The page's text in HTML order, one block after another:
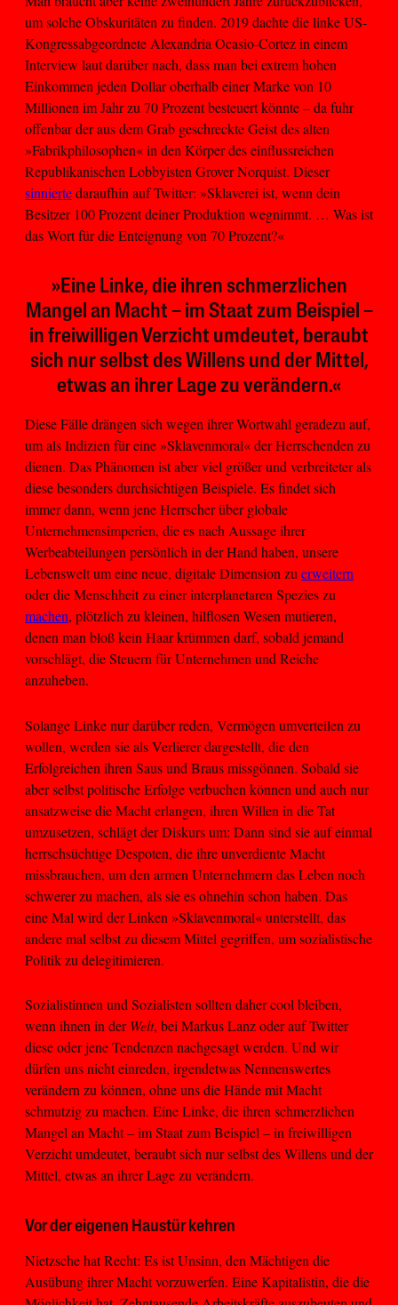
um solche Obskuritäten zu finden. 2019 dachte die linke US-
Kongressabgeordnete Alexandria Ocasio-Cortez in einem
Interview laut darüber nach, dass man bei extrem hohen
Einkommen jeden Dollar oberhalb einer Marke von 10
Millionen im Jahr zu 70 Prozent besteuert könnte – da fuhr
offenbar der aus dem Grab geschreckte Geist des alten
»Fabrikphilosophen« in den Körper des einflussreichen
Republikanischen Lobbyisten Grover Norquist. Dieser
sinniertedaraufhin auf Twitter: »Sklaverei ist, wenn dein
Besitzer 100 Prozent deiner Produktion wegnimmt. … Was ist
das Wort für die Enteignung von 70 Prozent?«
»Eine Linke, die ihren schmerzlichen
Mangel an Macht – im Staat zum Beispiel –
in freiwilligen Verzicht umdeutet, beraubt
sich nur selbst des Willens und der Mittel,
etwas an ihrer Lage zu verändern.«
Diese Fälle drängen sich wegen ihrer Wortwahl geradezu auf,
um als Indizien für eine »Sklavenmoral« der Herrschenden zu
dienen. Das Phänomen ist aber viel größer und verbreiteter als
diese besonders durchsichtigen Beispiele. Es findet sich
immer dann, wenn jene Herrscher über globale
Unternehmensimperien, die es nach Aussage ihrer
Werbeabteilungen persönlich in der Hand haben, unsere
Lebenswelt um eine neue, digitale Dimension zu erweitern
oder die Menschheit zu einer interplanetaren Spezies zu
machen, plötzlich zu kleinen, hilflosen Wesen mutieren,
denen man bloß kein Haar krümmen darf, sobald jemand
vorschlägt, die Steuern für Unternehmen und Reiche
anzuheben.
Solange Linke nur darüber reden, Vermögen umverteilen zu
wollen, werden sie als Verlierer dargestellt, die den
Erfolgreichen ihren Saus und Braus missgönnen. Sobald sie
aber selbst politische Erfolge verbuchen können und auch nur
ansatzweise die Macht erlangen, ihren Willen in die Tat
umzusetzen, schlägt der Diskurs um: Dann sind sie auf einmal
herrschsüchtige Despoten, die ihre unverdiente Macht
missbrauchen, um den armen Unternehmern das Leben noch
schwerer zu machen, als sie es ohnehin schon haben. Das
eine Mal wird der Linken »Sklavenmoral« unterstellt, das
andere mal selbst zu diesem Mittel gegriffen, um sozialistische
Politik zu delegitimieren.
Sozialistinnen und Sozialisten sollten daher cool bleiben,
wenn ihnen in derWelt, bei Markus Lanz oder auf Twitter
diese oder jene Tendenzen nachgesagt werden. Und wir
dürfen uns nicht einreden, irgendetwas Nennenswertes
verändern zu können, ohne uns die Hände mit Macht
schmutzig zu machen. Eine Linke, die ihren schmerzlichen
Mangel an Macht – im Staat zum Beispiel – in freiwilligen
Verzicht umdeutet, beraubt sich nur selbst des Willens und der
Mittel, etwas an ihrer Lage zu verändern.
Vor der eigenen Haustür kehren
Nietzsche hat Recht: Es ist Unsinn, den Mächtigen die
Ausübung ihrer Macht vorzuwerfen. Eine Kapitalistin, die die